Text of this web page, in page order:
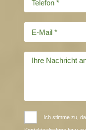
Ich stimme zu,